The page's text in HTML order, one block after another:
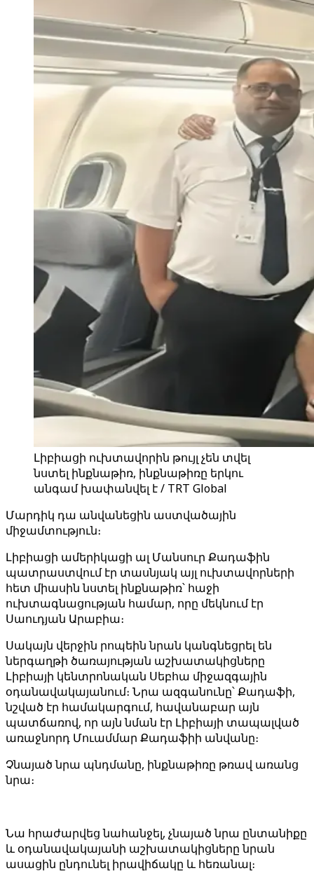
Լիբիացի ուխտավորին թույլ չեն տվել
նստել ինքնաթիռ, ինքնաթիռը երկու
անգամ խափանվել է / TRT Global
Մարդիկ դա անվանեցին աստվածային
միջամտություն։
Լիբիացի ամերիկացի ալ Մանսուր Քադաֆին
պատրաստվում էր տասնյակ այլ ուխտավորների
հետ միասին նստել ինքնաթիռ՝ հաջի
ուխտագնացության համար, որը մեկնում էր
Սաուդյան Արաբիա։
Սակայն վերջին րոպեին նրան կանգնեցրել են
ներգաղթի ծառայության աշխատակիցները
Լիբիայի կենտրոնական Սեբհա միջազգային
օդանավակայանում։ Նրա ազգանունը՝ Քադաֆի,
նշված էր համակարգում, հավանաբար այն
պատճառով, որ այն նման էր Լիբիայի տապալված
առաջնորդ Մուամմար Քադաֆիի անվանը։
Չնայած նրա պնդմանը, ինքնաթիռը թռավ առանց
նրա։
Նա հրաժարվեց նահանջել, չնայած նրա ընտանիքը
և օդանավակայանի աշխատակիցները նրան
ասացին ընդունել իրավիճակը և հեռանալ։